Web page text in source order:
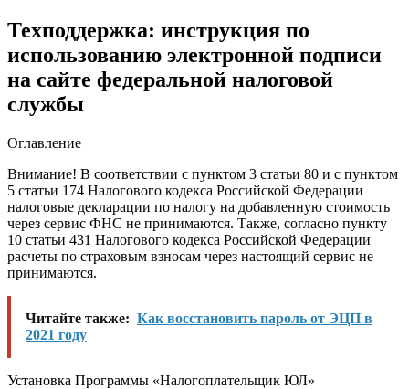
Техподдержка: инструкция по
использованию электронной подписи
на сайте федеральной налоговой
службы
Оглавление
Внимание! В соответствии с пунктом 3 статьи 80 и с пунктом
5 статьи 174 Налогового кодекса Российской Федерации
налоговые декларации по налогу на добавленную стоимость
через сервис ФНС не принимаются. Также, согласно пункту
10 статьи 431 Налогового кодекса Российской Федерации
расчеты по страховым взносам через настоящий сервис не
принимаются.
Читайте также: Как восстановить пароль от ЭЦП в
2021 году
Установка Программы «Налогоплательщик ЮЛ»